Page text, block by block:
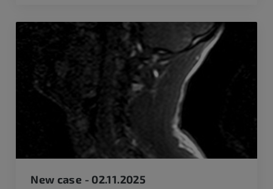
New case - 02.11.2025